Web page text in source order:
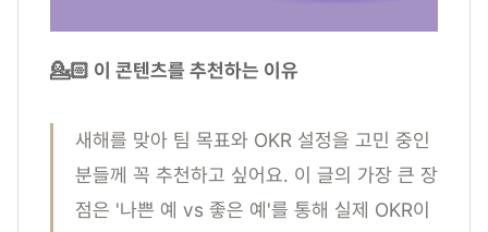
💁🏻 이 콘텐츠를 추천하는 이유
새해를 맞아 팀 목표와 OKR 설정을 고민 중인
분들께 꼭 추천하고 싶어요. 이 글의 가장 큰 장
점은 '나쁜 예 vs 좋은 예'를 통해 실제 OKR이